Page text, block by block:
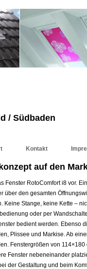
/ Südbaden
Kontakt
auf den
Fenster RotoComfort i8 vor.
über den gesamten
Keine Stange, keine Kette –
oder per
bedient werden. Ebenso
Plissee und Markise. Ab
Fenstergrößen von
Fenster nebeneinander
der Gestaltung und beim